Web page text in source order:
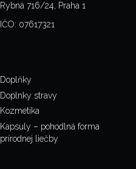
Rybná 716/24, Praha 1
IČO: 07617321
Doplňky
Doplnky stravy
Kozmetika
Kapsuly – pohodlná forma
prírodnej liečby